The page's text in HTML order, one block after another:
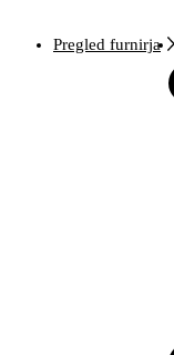
Pregled furnirja